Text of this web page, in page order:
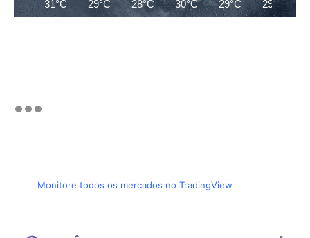
31°C 29°C 28°C 30°C 29°C 29°C
Monitore todos os mercados no TradingView